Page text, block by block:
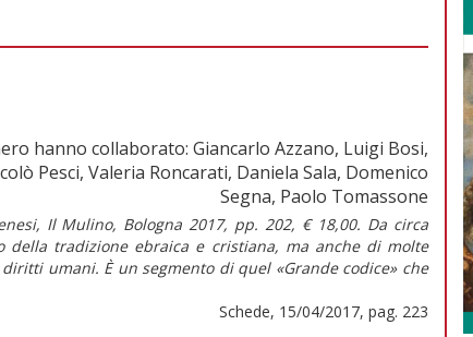
hanno collaborato: Giancarlo Azzano, Luigi Bosi,
Pesci, Valeria Roncarati, Daniela Sala, Domenico
Segna, Paolo Tomassone
Il Mulino, Bologna 2017, pp. 202, € 18,00. Da circa
tradizione ebraica e cristiana, ma anche di molte
umani. È un segmento di quel «Grande codice» che
Schede, 15/04/2017, pag. 223